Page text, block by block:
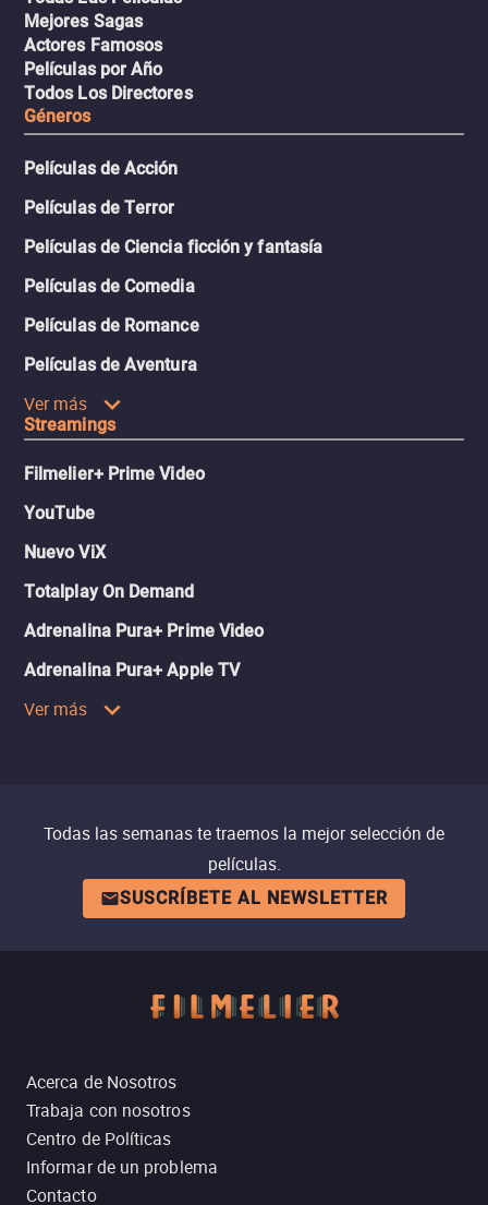
Mejores Sagas
Actores Famosos
Películas por Año
Todos Los Directores
Géneros
Películas de Acción
Películas de Terror
Películas de Ciencia ficción y fantasía
Películas de Comedia
Películas de Romance
Películas de Aventura
Ver más
Streamings
Filmelier+ Prime Video
YouTube
Nuevo ViX
Totalplay On Demand
Adrenalina Pura+ Prime Video
Adrenalina Pura+ Apple TV
Ver más
Todas las semanas te traemos la mejor selección de
películas.
SUSCRÍBETE AL NEWSLETTER
Acerca de Nosotros
Trabaja con nosotros
Centro de Políticas
Informar de un problema
Contacto